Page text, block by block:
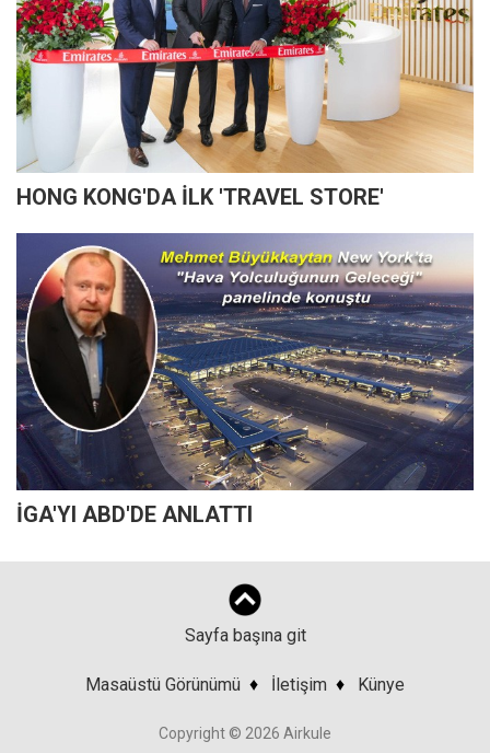
HONG KONG'DA İLK 'TRAVEL STORE'
İGA'YI ABD'DE ANLATTI
Sayfa başına git
Masaüstü Görünümü ♦ İletişim ♦ Künye
Copyright © 2026 Airkule